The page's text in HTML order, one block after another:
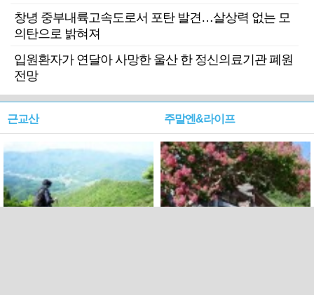
창녕 중부내륙고속도로서 포탄 발견…살상력 없는 모
의탄으로 밝혀져
입원환자가 연달아 사망한 울산 한 정신의료기관 폐원
전망
근교산 주말엔&라이프